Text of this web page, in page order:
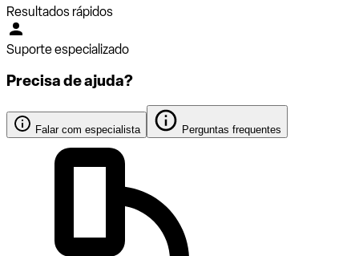
Resultados rápidos
Suporte especializado
Precisa de ajuda?
Falar com especialista Perguntas frequentes